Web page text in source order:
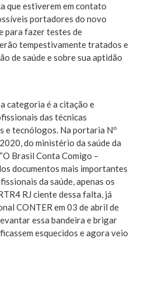
que estiverem em contato
portadores do novo
para fazer testes de
tempestivamente tratados e
de saúde e sobre sua aptidão
categoria é a citação e
das técnicas
e tecnólogos. Na portaria Nº
do ministério da saúde da
Brasil Conta Comigo –
documentos mais importantes
da saúde, apenas os
RJ ciente dessa falta, já
CONTER em 03 de abril de
essa bandeira e brigar
esquecidos e agora veio